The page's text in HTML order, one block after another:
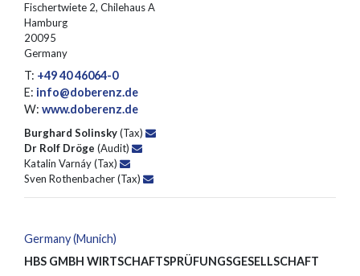
Fischertwiete 2, Chilehaus A
Hamburg
20095
Germany
T: +49 40 46064-0
E: info@doberenz.de
W: www.doberenz.de
Burghard Solinsky(Tax)
Dr Rolf Dröge (Audit)
Katalin Varnáy (Tax)
Sven Rothenbacher (Tax)
Germany (Munich)
HBS GMBH WIRTSCHAFTSPRÜFUNGSGESELLSCHAFT